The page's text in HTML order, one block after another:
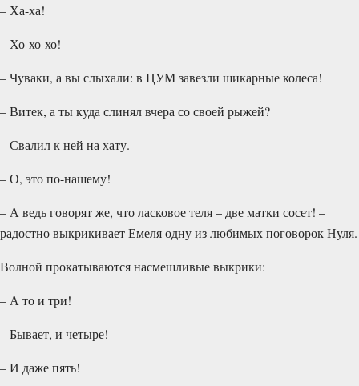
– Ха-ха!
– Хо-хо-хо!
– Чуваки, а вы слыхали: в ЦУМ завезли шикарные колеса!
– Витек, а ты куда слинял вчера со своей рыжей?
– Свалил к ней на хату.
– О, это по-нашему!
– А ведь говорят же, что ласковое теля – две матки сосет! –
радостно выкрикивает Емеля одну из любимых поговорок Нуля.
Волной прокатываются насмешливые выкрики:
– А то и три!
– Бывает, и четыре!
– И даже пять!